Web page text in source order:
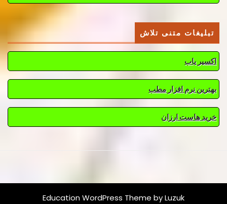
تبلیغات متنی تلاش
اکسیر یاب
بهترین نرم افزار مطب
خرید هاست ارزان
Education WordPress Theme by Luzuk